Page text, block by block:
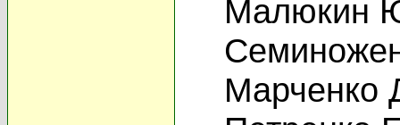
Малюкин
Марченко